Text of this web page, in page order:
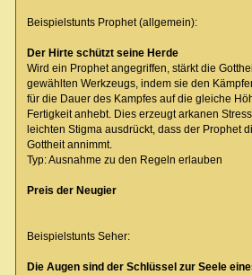
Beispielstunts Prophet (allgemein):
Der Hirte schützt seine Herde
Wird ein Prophet angegriffen, stärkt die
gewählten Werkzeugs, indem sie den
für die Dauer des Kampfes auf die gleiche
Fertigkeit anhebt. Dies erzeugt arkanen
leichten Stigma ausdrückt, dass der Prophet
Gottheit annimmt.
Typ: Ausnahme zu den Regeln erlauben
Preis der Neugier
Beispielstunts Seher:
Die Augen sind der Schlüssel zur Seele